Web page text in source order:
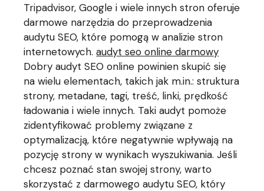
Tripadvisor, Google i wiele innych stron oferuje
darmowe narzędzia do przeprowadzenia
audytu SEO, które pomogą w analizie stron
internetowych.audyt seo online darmowy
Dobry audyt SEO online powinien skupić się
na wielu elementach, takich jak m.in.: struktura
strony, metadane, tagi, treść, linki, prędkość
ładowania i wiele innych. Taki audyt pomoże
zidentyfikować problemy związane z
optymalizacją, które negatywnie wpływają na
pozycję strony w wynikach wyszukiwania. Jeśli
chcesz poznać stan swojej strony, warto
skorzystać z darmowego audytu SEO, który